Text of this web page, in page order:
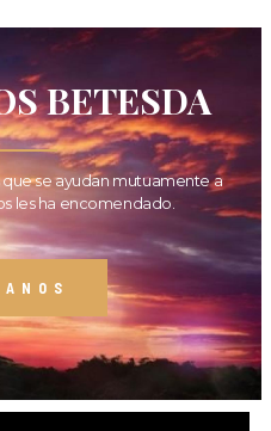
BETESDA
se ayudan mutuamente a
les ha encomendado.